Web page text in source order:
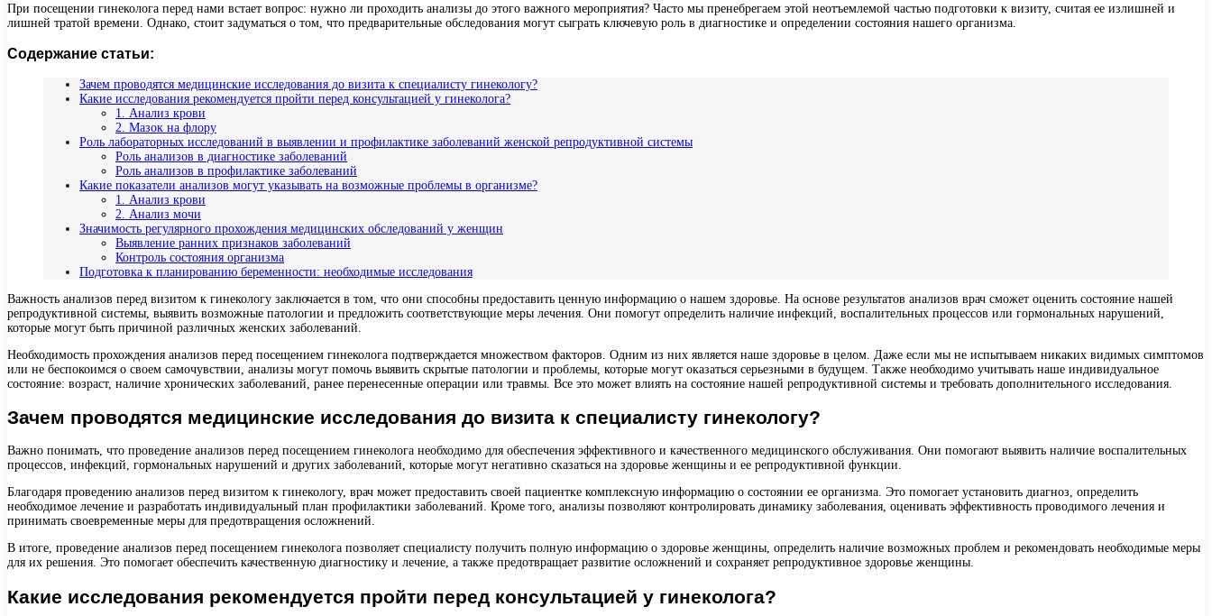
При посещении гинеколога перед нами встает вопрос: нужно ли проходить анализы до этого важного мероприятия? Часто мы пренебрегаем этой неотъемлемой частью подготовки к визиту, считая ее излишней и
лишней тратой времени. Однако, стоит задуматься о том, что предварительные обследования могут сыграть ключевую роль в диагностике и определении состояния нашего организма.
Содержание статьи:
Зачем проводятся медицинские исследования до визита к специалисту гинекологу?
Какие исследования рекомендуется пройти перед консультацией у гинеколога?
1. Анализ крови
2. Мазок на флору
Роль лабораторных исследований в выявлении и профилактике заболеваний женской репродуктивной системы
Роль анализов в диагностике заболеваний
Роль анализов в профилактике заболеваний
Какие показатели анализов могут указывать на возможные проблемы в организме?
1. Анализ крови
2. Анализ мочи
Значимость регулярного прохождения медицинских обследований у женщин
Выявление ранних признаков заболеваний
Контроль состояния организма
Подготовка к планированию беременности: необходимые исследования
Важность анализов перед визитом к гинекологу заключается в том, что они способны предоставить ценную информацию о нашем здоровье. На основе результатов анализов врач сможет оценить состояние нашей
репродуктивной системы, выявить возможные патологии и предложить соответствующие меры лечения. Они помогут определить наличие инфекций, воспалительных процессов или гормональных нарушений,
которые могут быть причиной различных женских заболеваний.
Необходимость прохождения анализов перед посещением гинеколога подтверждается множеством факторов. Одним из них является наше здоровье в целом. Даже если мы не испытываем никаких видимых симптомов
или не беспокоимся о своем самочувствии, анализы могут помочь выявить скрытые патологии и проблемы, которые могут оказаться серьезными в будущем. Также необходимо учитывать наше индивидуальное
состояние: возраст, наличие хронических заболеваний, ранее перенесенные операции или травмы. Все это может влиять на состояние нашей репродуктивной системы и требовать дополнительного исследования.
Зачем проводятся медицинские исследования до визита к специалисту гинекологу?
Важно понимать, что проведение анализов перед посещением гинеколога необходимо для обеспечения эффективного и качественного медицинского обслуживания. Они помогают выявить наличие воспалительных
процессов, инфекций, гормональных нарушений и других заболеваний, которые могут негативно сказаться на здоровье женщины и ее репродуктивной функции.
Благодаря проведению анализов перед визитом к гинекологу, врач может предоставить своей пациентке комплексную информацию о состоянии ее организма. Это помогает установить диагноз, определить
необходимое лечение и разработать индивидуальный план профилактики заболеваний. Кроме того, анализы позволяют контролировать динамику заболевания, оценивать эффективность проводимого лечения и
принимать своевременные меры для предотвращения осложнений.
В итоге, проведение анализов перед посещением гинеколога позволяет специалисту получить полную информацию о здоровье женщины, определить наличие возможных проблем и рекомендовать необходимые меры
для их решения. Это помогает обеспечить качественную диагностику и лечение, а также предотвращает развитие осложнений и сохраняет репродуктивное здоровье женщины.
Какие исследования рекомендуется пройти перед консультацией у гинеколога?